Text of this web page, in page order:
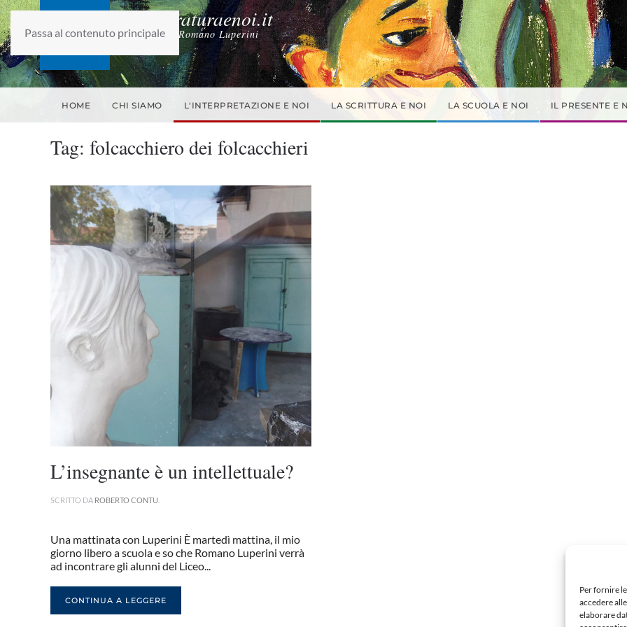
Per fornire
accedere
elaborare
Passa al contenuto principale
laletteraturaenoi.it
fondato da Romano Luperini
HOME CHI SIAMO L'INTERPRETAZIONE E NOI LA SCRITTURA E NOI LA SCUOLA E NOI IL PRESENTE E
Tag: folcacchiero dei folcacchieri
L’insegnante è un intellettuale?
SCRITTO DA ROBERTO CONTU
Una mattinata con Luperini È martedì mattina, il mio
giorno libero a scuola e so che Romano Luperini verrà
ad incontrare gli alunni del Liceo...
CONTINUA A LEGGERE